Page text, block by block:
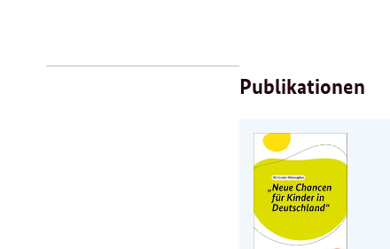
Publikationen